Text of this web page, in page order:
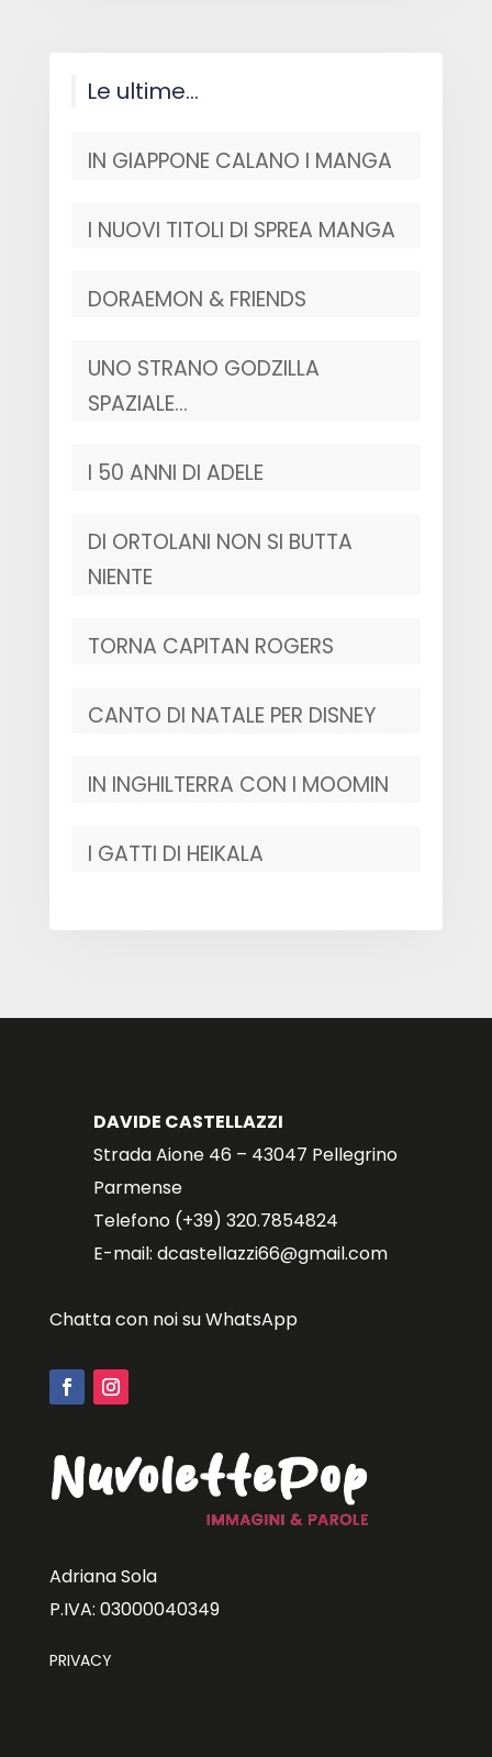
Le ultime…
IN GIAPPONE CALANO I MANGA
I NUOVI TITOLI DI SPREA MANGA
DORAEMON & FRIENDS
UNO STRANO GODZILLA
SPAZIALE…
I 50 ANNI DI ADELE
DI ORTOLANI NON SI BUTTA
NIENTE
TORNA CAPITAN ROGERS
CANTO DI NATALE PER DISNEY
IN INGHILTERRA CON I MOOMIN
I GATTI DI HEIKALA
DAVIDE CASTELLAZZI
Strada Aione 46 – 43047 Pellegrino
Parmense
Telefono (+39) 320.7854824
E-mail: dcastellazzi66@gmail.com
Chatta con noi su WhatsApp
Adriana Sola
P.IVA: 03000040349
PRIVACY